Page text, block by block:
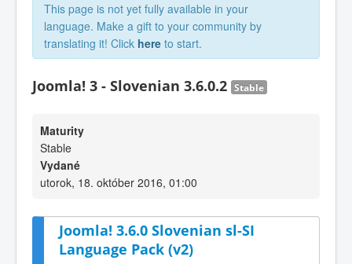
This page is not yet fully available in your
language. Make a gift to your community by
translating it! Click here to start.
Joomla! 3 - Slovenian 3.6.0.2 Stable
Maturity
Stable
Vydané
utorok, 18. október 2016, 01:00
Joomla! 3.6.0 Slovenian sl-SI
Language Pack (v2)